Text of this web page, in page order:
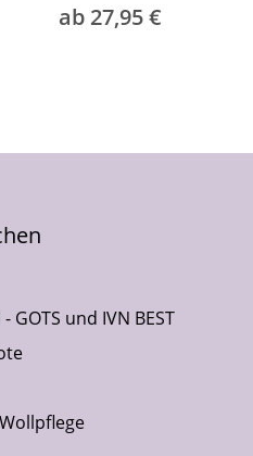
ab 27,95 €
GOTS und IVN BEST